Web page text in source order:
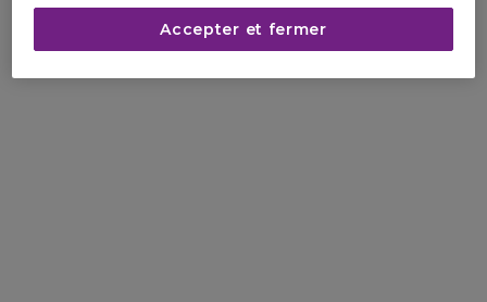
Accepter et fermer